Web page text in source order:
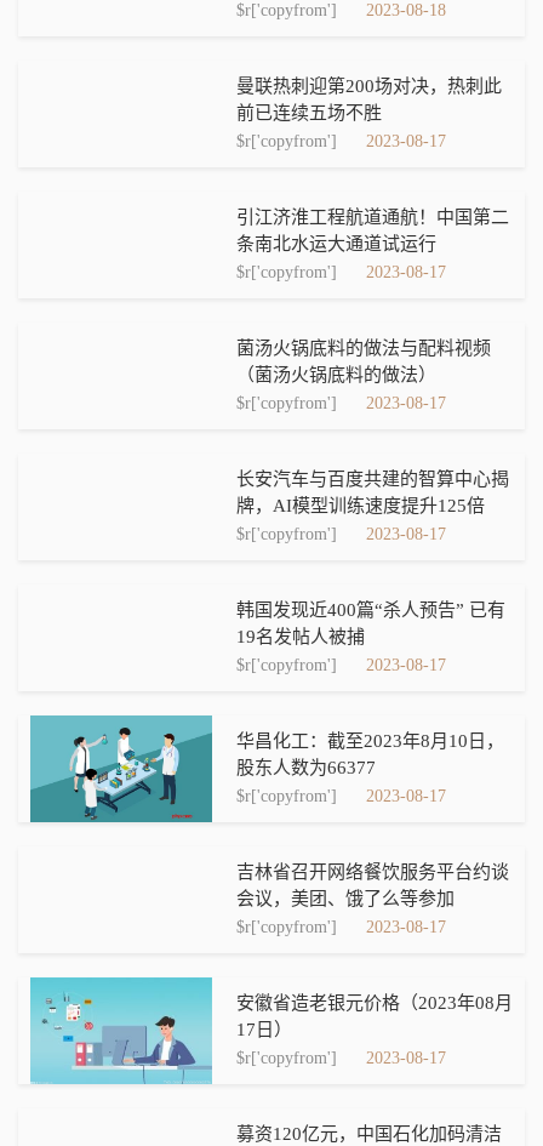
$r['copyfrom'] 2023-08-18
曼联热刺迎第200场对决，热刺此
前已连续五场不胜
$r['copyfrom'] 2023-08-17
引江济淮工程航道通航！中国第二
条南北水运大通道试运行
$r['copyfrom'] 2023-08-17
菌汤火锅底料的做法与配料视频
（菌汤火锅底料的做法）
$r['copyfrom'] 2023-08-17
长安汽车与百度共建的智算中心揭
牌，AI模型训练速度提升125倍
$r['copyfrom'] 2023-08-17
韩国发现近400篇“杀人预告” 已有
19名发帖人被捕
$r['copyfrom'] 2023-08-17
华昌化工：截至2023年8月10日，
股东人数为66377
$r['copyfrom'] 2023-08-17
吉林省召开网络餐饮服务平台约谈
会议，美团、饿了么等参加
$r['copyfrom'] 2023-08-17
安徽省造老银元价格（2023年08月
17日）
$r['copyfrom'] 2023-08-17
募资120亿元，中国石化加码清洁